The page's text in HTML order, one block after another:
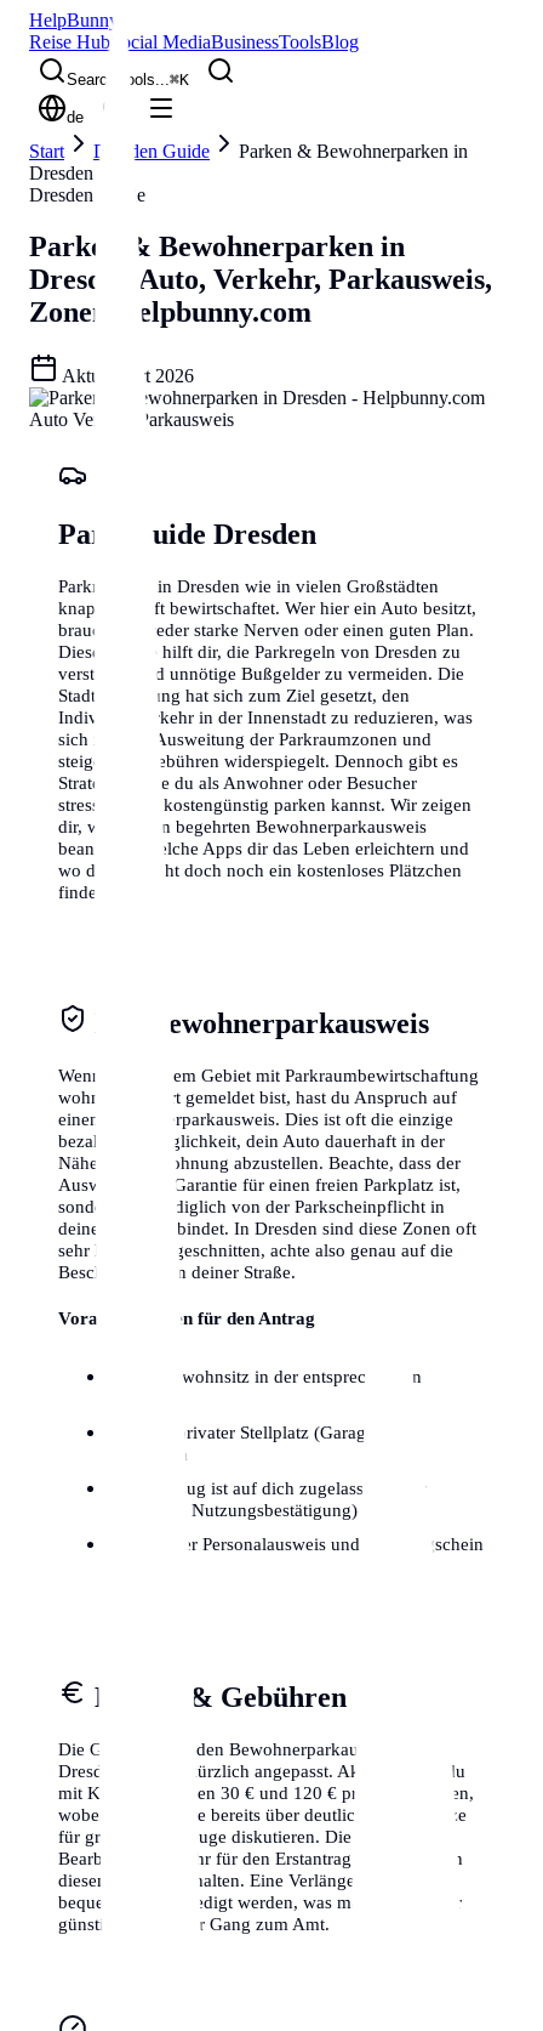
HelpBunny
Reise Hub Social MediaBusinessToolsBlog
Search tools...⌘K
de
Start Dresden Guide
Parken & Bewohnerparken in
Dresden
Dresden Guide
Parken & Bewohnerparken in
Dresden
Auto, Verkehr, Parkausweis,
Zonen
Helpbunny.com
Aktualisiert 2026
Park-Guide Dresden
Parkraum ist in Dresden wie in vielen Großstädten
knapp und oft bewirtschaftet. Wer hier ein Auto besitzt,
braucht entweder starke Nerven oder einen guten Plan.
Dieser Guide hilft dir, die Parkregeln von Dresden zu
verstehen und unnötige Bußgelder zu vermeiden. Die
Stadtverwaltung hat sich zum Ziel gesetzt, den
Individualverkehr in der Innenstadt zu reduzieren, was
sich in einer Ausweitung der Parkraumzonen und
steigenden Gebühren widerspiegelt. Dennoch gibt es
Strategien, wie du als Anwohner oder Besucher
stressfrei und kostengünstig parken kannst. Wir zeigen
dir, wie du den begehrten Bewohnerparkausweis
beantragst, welche Apps dir das Leben erleichtern und
wo du vielleicht doch noch ein kostenloses Plätzchen
findest.
Der Bewohnerparkausweis
Wenn du in einem Gebiet mit Parkraumbewirtschaftung
wohnst and dort gemeldet bist, hast du Anspruch auf
einen Bewohnerparkausweis. Dies ist oft die einzige
bezahlbare Möglichkeit, dein Auto dauerhaft in der
Nähe deiner Wohnung abzustellen. Beachte, dass der
Ausweis keine Garantie für einen freien Parkplatz ist,
sondern dich lediglich von der Parkscheinpflicht in
deiner Zone entbindet. In Dresden sind diese Zonen oft
sehr kleinteilig geschnitten, achte also genau auf die
Beschilderung in deiner Straße.
Voraussetzungen für den Antrag
Hauptwohnsitz in der entsprechenden
Kein privater Stellplatz (Garage/Hof)
vorhanden
Fahrzeug ist auf dich zugelassen (oder
dauerhafte Nutzungsbestätigung)
Gültiger Personalausweis und Fahrzeugschein
Kosten & Gebühren
Die Gebühren für den Bewohnerparkausweis in
Dresden wurden kürzlich angepasst. Aktuell musst du
mit Kosten zwischen 30 € und 120 € pro Jahr rechnen,
wobei einige Städte bereits über deutlich höhere Sätze
für größere Fahrzeuge diskutieren. Die
Bearbeitungsgebühr für den Erstantrag ist meistens in
diesem Betrag enthalten. Eine Verlängerung kann oft
bequem online erledigt werden, was manchmal sogar
günstiger ist als der Gang zum Amt.